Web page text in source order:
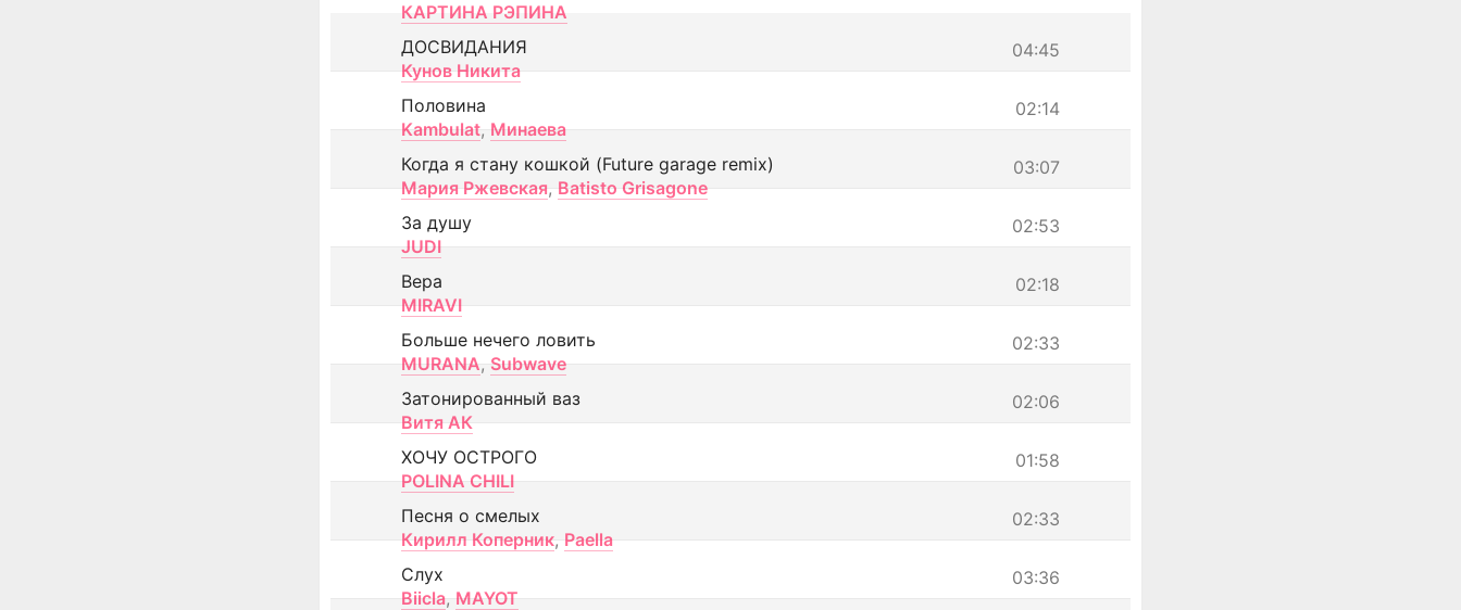
КАРТИНА РЭПИНА
04:45
ДОСВИДАНИЯ
Кунов Никита
02:14
Половина
Kambulat, Минаева
03:07
Когда я стану кошкой (Future garage remix)
Мария Ржевская, Batisto Grisagone
02:53
За душу
JUDI
02:18
Вера
MIRAVI
02:33
Больше нечего ловить
MURANA, Subwave
02:06
Затонированный ваз
Витя АК
01:58
ХОЧУ ОСТРОГО
POLINA CHILI
02:33
Песня о смелых
Кирилл Коперник, Paella
03:36
Слух
Biicla, MAYOT